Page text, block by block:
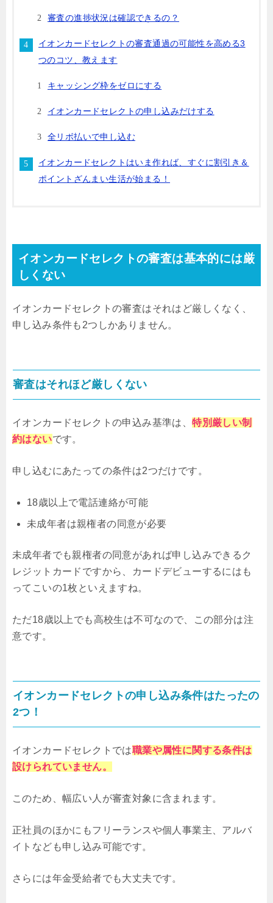
審査の進捗状況は確認できるの？
イオンカードセレクトの審査通過の可能性を高める3
つのコツ、教えます
キャッシング枠をゼロにする
イオンカードセレクトの申し込みだけする
全リボ払いで申し込む
イオンカードセレクトはいま作れば、すぐに割引き＆
ポイントざんまい生活が始まる！
イオンカードセレクトの審査は基本的には厳
しくない
イオンカードセレクトの審査はそれはど厳しくなく、
申し込み条件も2つしかありません。
審査はそれほど厳しくない
イオンカードセレクトの申込み基準は、特別厳しい制
約はないです。
申し込むにあたっての条件は2つだけです。
18歳以上で電話連絡が可能
未成年者は親権者の同意が必要
未成年者でも親権者の同意があれば申し込みできるク
レジットカードですから、カードデビューするにはも
ってこいの1枚といえますね。
ただ18歳以上でも高校生は不可なので、この部分は注
意です。
イオンカードセレクトの申し込み条件はたったの
2つ！
イオンカードセレクトでは職業や属性に関する条件は
設けられていません。
このため、幅広い人が審査対象に含まれます。
正社員のほかにもフリーランスや個人事業主、アルバ
イトなども申し込み可能です。
さらには年金受給者でも大丈夫です。